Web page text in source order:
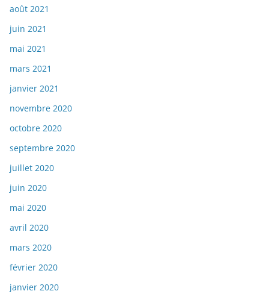
août 2021
juin 2021
mai 2021
mars 2021
janvier 2021
novembre 2020
octobre 2020
septembre 2020
juillet 2020
juin 2020
mai 2020
avril 2020
mars 2020
février 2020
janvier 2020